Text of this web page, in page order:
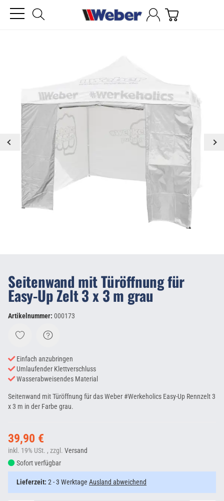
Seitenwand mit Türöffnung für
Easy-Up Zelt 3 x 3 m grau
Artikelnummer: 000173
Einfach anzubringen
Umlaufender Klettverschluss
Wasserabweisendes Material
Seitenwand mit Türöffnung für das Weber #Werkeholics Easy-Up Rennzelt 3
x 3 m in der Farbe grau.
39,90 €
inkl. 19% USt. , zzgl. Versand
Sofort verfügbar
Lieferzeit: 2 - 3 Werktage Ausland abweichend